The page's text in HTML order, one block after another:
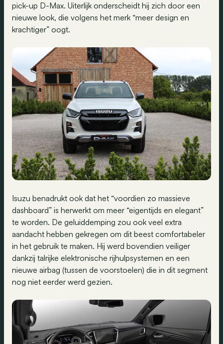
pick-up D-Max. Uiterlijk onderscheidt hij zich door een
nieuwe look, die volgens het merk “meer design en
krachtiger” oogt.
Isuzu benadrukt ook dat het “voordien zo massieve
dashboard” is herwerkt om meer “eigentijds en elegant”
te worden. De geluiddemping zou ook veel extra
aandacht hebben gekregen om dit beest comfortabeler
in het gebruik te maken. Hij werd bovendien veiliger
dankzij talrijke elektronische rijhulpsystemen en een
nieuwe airbag (tussen de voorstoelen) die in dit segment
nog niet eerder werd gezien.